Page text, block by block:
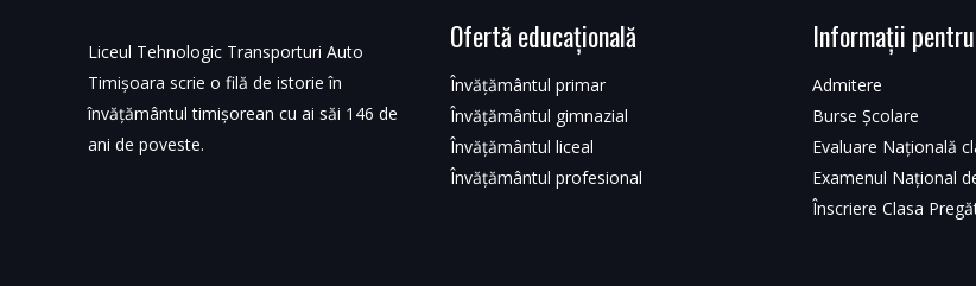
Liceul Tehnologic Transporturi Auto
Timișoara scrie o filă de istorie în
învățământul timișorean cu ai săi 146 de
ani de poveste.
Ofertă educațională
Învățământul primar
Învățământul gimnazial
Învățământul liceal
Învățământul profesional
Informații
Admitere
Burse Școlare
Evaluare Națională
Examenul Național
Înscriere Clasa